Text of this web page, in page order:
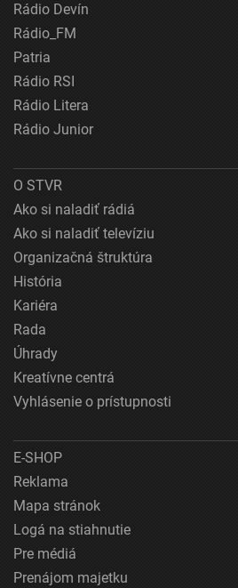
Rádio Devín
Rádio_FM
Patria
Rádio RSI
Rádio Litera
Rádio Junior
O STVR
Ako si naladiť rádiá
Ako si naladiť televíziu
Organizačná štruktúra
História
Kariéra
Rada
Úhrady
Kreatívne centrá
Vyhlásenie o prístupnosti
E-SHOP
Reklama
Mapa stránok
Logá na stiahnutie
Pre médiá
Prenájom majetku